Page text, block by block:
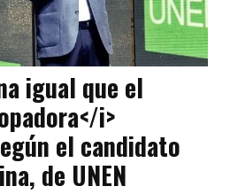
igual que el
i>
el candidato
de UNEN